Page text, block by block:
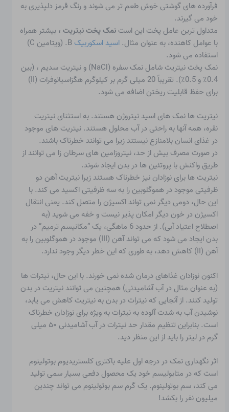
فرآورده های گوشتی خوش طعم تر می شوند و رنگ قرمز دلپذیری به
خود می گیرند.
متداول ترین عامل پخت این استنمک پخت نیتریت ، بیشتر همراه
با عوامل کاهنده، به عنوان مثال.اسید اسکوربیک
B. (ویتامین C)
استفاده می شود.
نمک پخت نیتریت شاملنمک سفره (NaCl) و نیتریت سدیم
، (بین
0.4٪ و 0.5٪). تقریباً 20 میلی گرم بر کیلوگرم هگزاسیانوفرات (II)
برای حفظ قابلیت ریختن اضافه می شود.
نیتریت ها نمک های اسید نیتروژن هستند. به استثنای نیتریت
نقره، همه آنها به راحتی در آب محلول هستند. نیتریت های موجود
در غذای انسان بلامنازع نیستند زیرا می توانند خطرناک باشند.
در صورت مصرف بیش از حد، نیتروزامین های سرطان زا می توانند از
طریق واکنش با پروتئین ها در بدن ایجاد شوند.
نیتریت ها برای نوزادان نیز خطرناک هستند زیرا نیتریت آهن دو
ظرفیتی موجود در هموگلوبین را به سه ظرفیتی اکسید می کند. با
این حال، دومی دیگر نمی تواند اکسیژن را متصل کند. یعنی انتقال
اکسیژن در خون دیگر امکان پذیر نیست و خفه می شوید (به
اصطلاح اعتیاد آبی). از حدود 6 ماهگی، یک “مکانیسم ترمیم” در
بدن ایجاد می شود که می تواند آهن (III) موجود در هموگلوبین را به
آهن (II) کاهش دهد، به طوری که این خطر دیگر وجود ندارد.
اکنون نوزادان غذاهای درمان شده نمی خورند. با این حال، نیترات ها
(به عنوان مثال در آب آشامیدنی) همچنین می توانند نیتریت در بدن
تولید کنند. از آنجایی که نیترات در بدن به نیتریت کاهش می یابد،
نوشیدن آب به شدت آلوده به نیترات به ویژه برای نوزادان خطرناک
است. بنابراین تنظیم مقدار حد نیترات در آب آشامیدنی ۵۰ میلی
گرم در لیتر را باید از این منظر دید.
اثر نگهداری نمک در درجه اول علیه باکتری کلستریدیوم بوتولینوم
است که در متابولیسم خود یک محصول دفعی بسیار سمی تولید
می کند، سم بوتولینوم. یک گرم سم بوتولینوم می تواند چندین
میلیون نفر را بکشد!